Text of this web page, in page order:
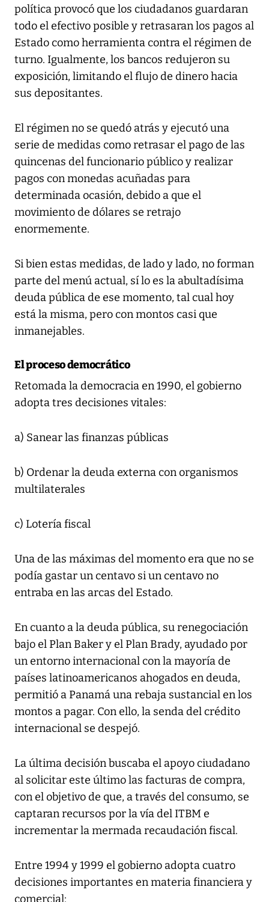
política provocó que los ciudadanos guardaran
todo el efectivo posible y retrasaran los pagos al
Estado como herramienta contra el régimen de
turno. Igualmente, los bancos redujeron su
exposición, limitando el flujo de dinero hacia
sus depositantes.
El régimen no se quedó atrás y ejecutó una
serie de medidas como retrasar el pago de las
quincenas del funcionario público y realizar
pagos con monedas acuñadas para
determinada ocasión, debido a que el
movimiento de dólares se retrajo
enormemente.
Si bien estas medidas, de lado y lado, no forman
parte del menú actual, sí lo es la abultadísima
deuda pública de ese momento, tal cual hoy
está la misma, pero con montos casi que
inmanejables.
El proceso democrático
Retomada la democracia en 1990, el gobierno
adopta tres decisiones vitales:
a) Sanear las finanzas públicas
b) Ordenar la deuda externa con organismos
multilaterales
c) Lotería fiscal
Una de las máximas del momento era que no se
podía gastar un centavo si un centavo no
entraba en las arcas del Estado.
En cuanto a la deuda pública, su renegociación
bajo el Plan Baker y el Plan Brady, ayudado por
un entorno internacional con la mayoría de
países latinoamericanos ahogados en deuda,
permitió a Panamá una rebaja sustancial en los
montos a pagar. Con ello, la senda del crédito
internacional se despejó.
La última decisión buscaba el apoyo ciudadano
al solicitar este último las facturas de compra,
con el objetivo de que, a través del consumo, se
captaran recursos por la vía del ITBM e
incrementar la mermada recaudación fiscal.
Entre 1994 y 1999 el gobierno adopta cuatro
decisiones importantes en materia financiera y
comercial: